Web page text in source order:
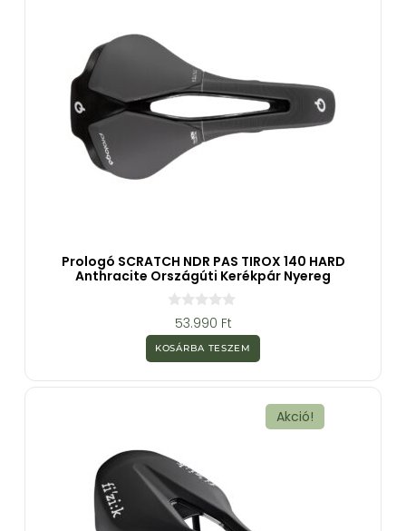
Prologó SCRATCH NDR PAS TIROX 140 HARD
Anthracite Országúti Kerékpár Nyereg
z
5
b
53.990 Ft
KOSÁRBA TESZEM
Akció!